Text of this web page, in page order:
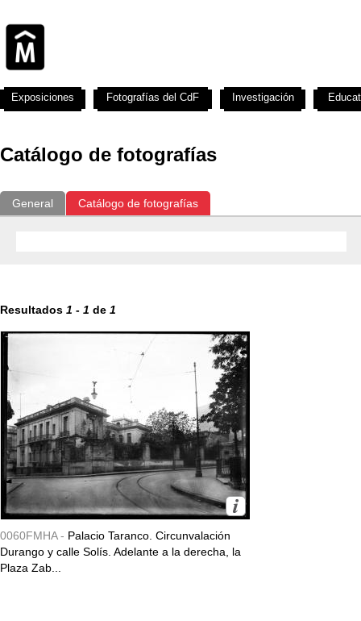
Catálogo de fotografías
General Catálogo de fotografías
Resultados 1 - 1 de 1
0060FMHA - Palacio Taranco. Circunvalación
Durango y calle Solís. Adelante a la derecha, la
Plaza Zab...
Exposiciones Fotografías del CdF Investigación